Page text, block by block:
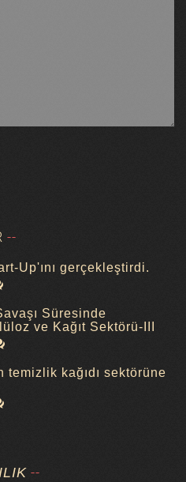
Up'ını gerçekleştirdi.
Süresinde
ve Kağıt Sektörü-III
temizlik kağıdı sektörüne